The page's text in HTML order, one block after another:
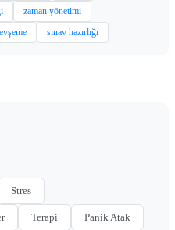
zaman yönetimi
sınav hazırlığı
Stres
Terapi Panik Atak